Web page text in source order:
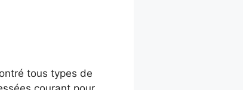
tous types de